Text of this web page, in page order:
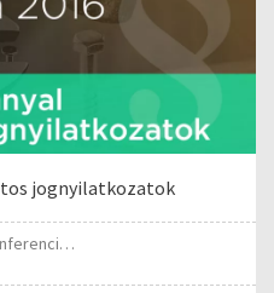
jognyilatkozatok
HVG szemináriumok & konferenciák